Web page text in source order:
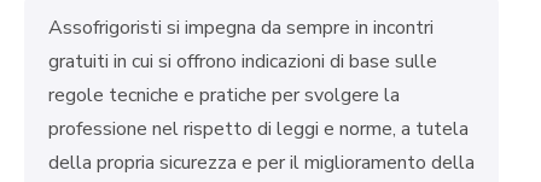
Assofrigoristi si impegna da sempre in incontri
gratuiti in cui si offrono indicazioni di base sulle
regole tecniche e pratiche per svolgere la
professione nel rispetto di leggi e norme, a tutela
della propria sicurezza e per il miglioramento della